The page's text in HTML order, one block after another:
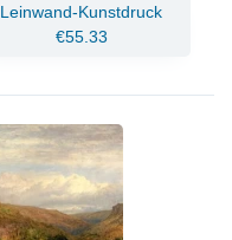
Leinwand-Kunstdruck
€55.33